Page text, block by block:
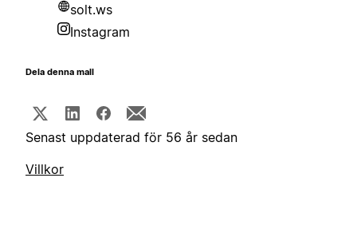
solt.ws
Instagram
Dela denna mall
Senast uppdaterad för 56 år sedan
Villkor